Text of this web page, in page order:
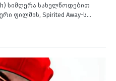
სიმღერა სახელწოდებით
ფილმის, Spirited Away-ს…